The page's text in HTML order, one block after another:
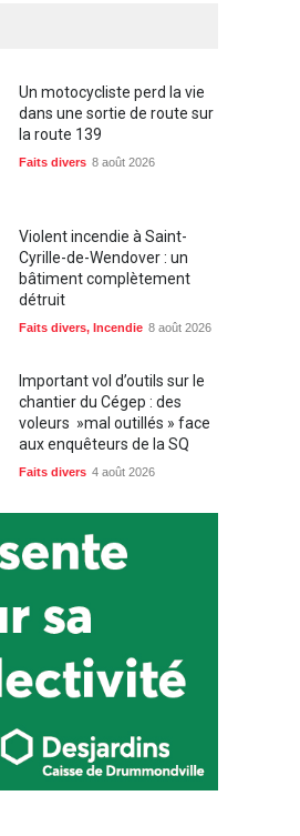
dans une sortie de route sur
la route 139
Faits divers 8 août 2026
Cyrille-de-Wendover : un
bâtiment complètement
détruit
Faits divers
chantier du Cégep : des
voleurs »mal outillés » face
aux enquêteurs de la SQ
Faits divers 4 août 2026